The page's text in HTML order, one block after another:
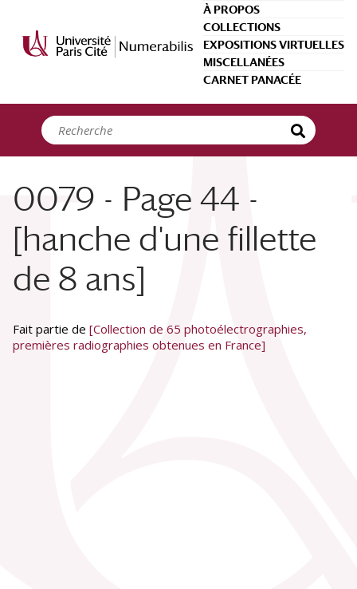
À PROPOS
COLLECTIONS
EXPOSITIONS VIRTUELLES
MISCELLANÉES
CARNET PANACÉE
0079 - Page 44 -
[hanche d'une fillette
de 8 ans]
Fait partie de [Collection de 65 photoélectrographies,
premières radiographies obtenues en France]